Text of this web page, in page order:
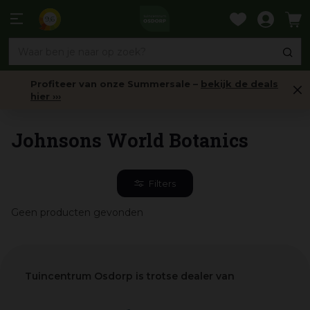
naar
Profiteer van onze Summersale – bekijk de deals
hier ›››
Johnsons World Botanics
Filters
Geen producten gevonden
Tuincentrum Osdorp is trotse dealer van